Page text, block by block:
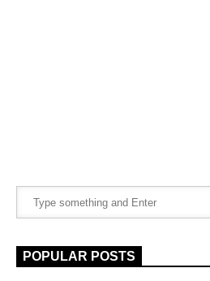
POPULAR POSTS